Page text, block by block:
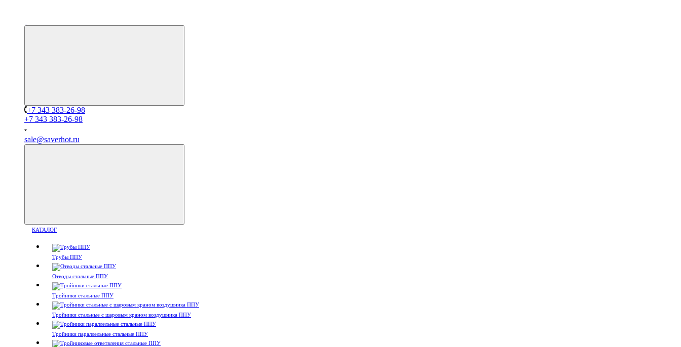
+7 343 383-26-98
+7 343 383-26-98
sale@saverhot.ru
КАТАЛОГ
Трубы ППУ
Отводы стальные ППУ
Тройники стальные ППУ
Тройники стальные с шаровым краном воздушника ППУ
Тройники параллельные стальные ППУ